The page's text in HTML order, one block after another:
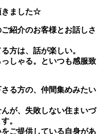
きました☆
紹介のお客様とお話しさ
方は、話が楽しい。
しゃる。といつも感服致
る方の、仲間集めみたい
が、失敗しない住まいづ
。
ご提供している自身があ